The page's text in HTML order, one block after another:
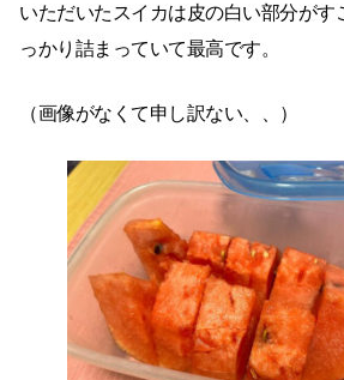
いただいたスイカは皮の白い部分がす
っかり詰まっていて最高です。
（画像がなくて申し訳ない、、）